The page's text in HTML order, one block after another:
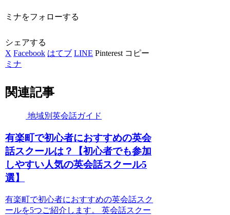
ミナをフォローする
シェアする
X Facebook はてブ LINE Pinterest コピー
ミナ
関連記事
地域別英会話ガイド
有楽町で初心者におすすめの英会
話スクールは？【初心者でも参加
しやすい人気の英会話スクール5
選】
有楽町で初心者におすすめの英会話スク
ールを5つご紹介します。 英会話スクー